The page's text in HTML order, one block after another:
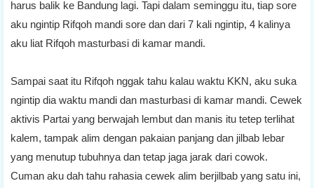
harus balik ke Bandung lagi. Tapi dalam seminggu itu, tiap sore
aku ngintip Rifqoh mandi sore dan dari 7 kali ngintip, 4 kalinya
aku liat Rifqoh masturbasi di kamar mandi.
Sampai saat itu Rifqoh nggak tahu kalau waktu KKN, aku suka
ngintip dia waktu mandi dan masturbasi di kamar mandi. Cewek
aktivis Partai yang berwajah lembut dan manis itu tetep terlihat
kalem, tampak alim dengan pakaian panjang dan jilbab lebar
yang menutup tubuhnya dan tetap jaga jarak dari cowok.
Cuman aku dah tahu rahasia cewek alim berjilbab yang satu ini,